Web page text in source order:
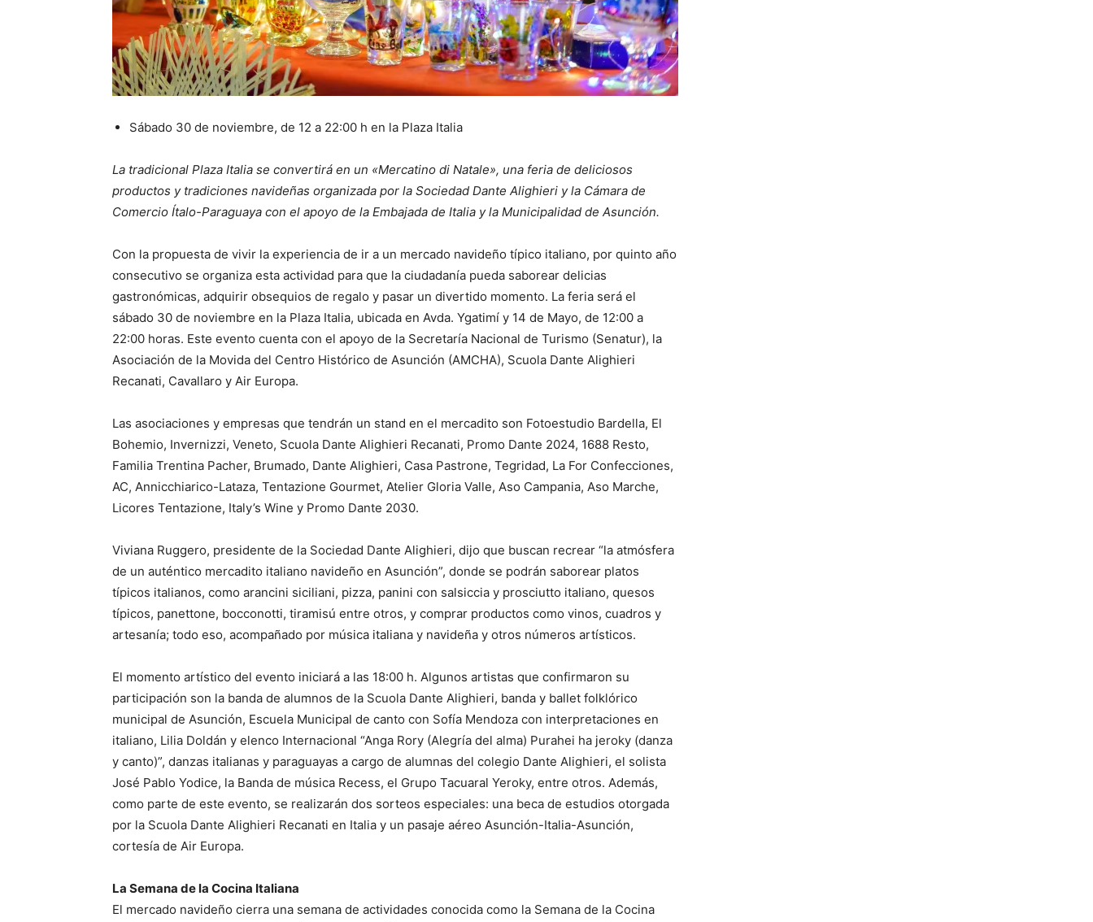
Sábado 30 de noviembre, de 12 a 22:00 h en la Plaza Italia
La tradicional Plaza Italia se convertirá en un «Mercatino di Natale», una feria de deliciosos
productos y tradiciones navideñas organizada por la Sociedad Dante Alighieri y la Cámara de
Comercio Ítalo-Paraguaya con el apoyo de la Embajada de Italia y la Municipalidad de Asunción.
Con la propuesta de vivir la experiencia de ir a un mercado navideño típico italiano, por quinto año
consecutivo se organiza esta actividad para que la ciudadanía pueda saborear delicias
gastronómicas, adquirir obsequios de regalo y pasar un divertido momento. La feria será el
sábado 30 de noviembre en la Plaza Italia, ubicada en Avda. Ygatimí y 14 de Mayo, de 12:00 a
22:00 horas. Este evento cuenta con el apoyo de la Secretaría Nacional de Turismo (Senatur), la
Asociación de la Movida del Centro Histórico de Asunción (AMCHA), Scuola Dante Alighieri
Recanati, Cavallaro y Air Europa.
Las asociaciones y empresas que tendrán un stand en el mercadito son Fotoestudio Bardella, El
Bohemio, Invernizzi, Veneto, Scuola Dante Alighieri Recanati, Promo Dante 2024, 1688 Resto,
Familia Trentina Pacher, Brumado, Dante Alighieri, Casa Pastrone, Tegridad, La For Confecciones,
AC, Annicchiarico-Lataza, Tentazione Gourmet, Atelier Gloria Valle, Aso Campania, Aso Marche,
Licores Tentazione, Italy’s Wine y Promo Dante 2030.
Viviana Ruggero, presidente de la Sociedad Dante Alighieri, dijo que buscan recrear “la atmósfera
de un auténtico mercadito italiano navideño en Asunción”, donde se podrán saborear platos
típicos italianos, como arancini siciliani, pizza, panini con salsiccia y prosciutto italiano, quesos
típicos, panettone, bocconotti, tiramisú entre otros, y comprar productos como vinos, cuadros y
artesanía; todo eso, acompañado por música italiana y navideña y otros números artísticos.
El momento artístico del evento iniciará a las 18:00 h. Algunos artistas que confirmaron su
participación son la banda de alumnos de la Scuola Dante Alighieri, banda y ballet folklórico
municipal de Asunción, Escuela Municipal de canto con Sofía Mendoza con interpretaciones en
italiano, Lilia Doldán y elenco Internacional “Anga Rory (Alegría del alma) Purahei ha jeroky (danza
y canto)”, danzas italianas y paraguayas a cargo de alumnas del colegio Dante Alighieri, el solista
José Pablo Yodice, la Banda de música Recess, el Grupo Tacuaral Yeroky, entre otros. Además,
como parte de este evento, se realizarán dos sorteos especiales: una beca de estudios otorgada
por la Scuola Dante Alighieri Recanati en Italia y un pasaje aéreo Asunción-Italia-Asunción,
cortesía de Air Europa.
La Semana de la Cocina Italiana
El mercado navideño cierra una semana de actividades conocida como la Semana de la Cocina